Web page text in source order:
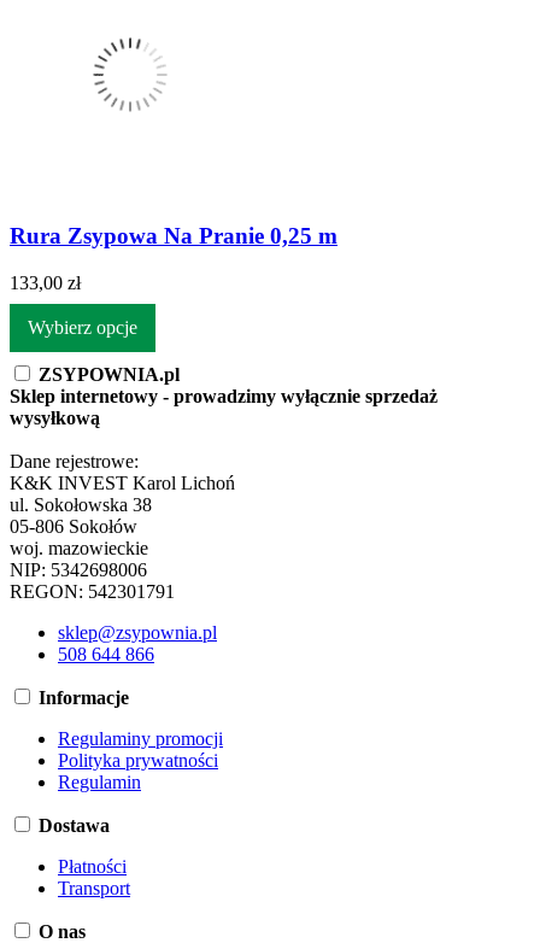
Rura Zsypowa Na Pranie 0,25 m
133,00 zł
Wybierz opcje
ZSYPOWNIA.pl
Sklep internetowy - prowadzimy wyłącznie sprzedaż
wysyłkową
Dane rejestrowe:
K&K INVEST Karol Lichoń
ul. Sokołowska 38
05-806 Sokołów
woj. mazowieckie
NIP: 5342698006
REGON: 542301791
sklep@zsypownia.pl
508 644 866
Informacje
Regulaminy promocji
Polityka prywatności
Regulamin
Dostawa
Płatności
Transport
O nas